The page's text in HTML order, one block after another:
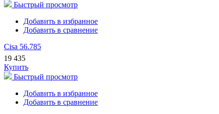
Быстрый просмотр
Добавить в избранное
Добавить в сравнение
Cisa 56.785
19 435
Купить
Быстрый просмотр
Добавить в избранное
Добавить в сравнение